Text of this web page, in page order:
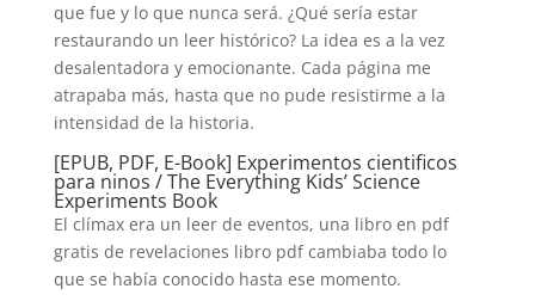
que fue y lo que nunca será. ¿Qué sería estar
restaurando un leer histórico? La idea es a la vez
desalentadora y emocionante. Cada página me
atrapaba más, hasta que no pude resistirme a la
intensidad de la historia.
[EPUB, PDF, E-Book] Experimentos cientificos
para ninos / The Everything Kids’ Science
Experiments Book
El clímax era un leer de eventos, una libro en pdf
gratis de revelaciones libro pdf cambiaba todo lo
que se había conocido hasta ese momento.